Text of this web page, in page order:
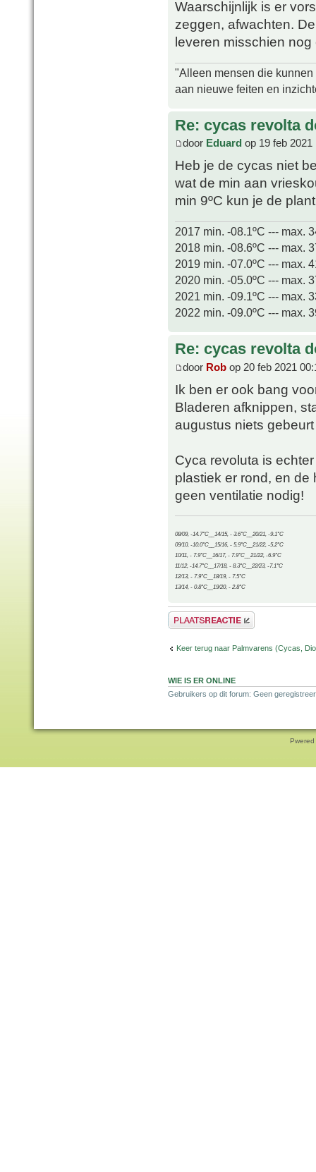
Waarschijnlijk is er
zeggen, afwachten.
leveren misschien
"Alleen mensen die
aan nieuwe feiten en
Re: cycas revolta
door Eduard op 19 feb 2021
Heb je de cycas niet
wat de min aan
min 9ºC kun je de
2017 min. -08.1ºC --- max.
2018 min. -08.6ºC --- max.
2019 min. -07.0ºC --- max.
2020 min. -05.0ºC --- max.
2021 min. -09.1ºC --- max.
2022 min. -09.0ºC --- max.
Re: cycas revolta
door Rob op 20 feb 2021
Ik ben er ook bang
Bladeren afknippen,
augustus niets
Cyca revoluta is
plastiek er rond, en de
geen ventilatie nodig!
08/09, -14.7°C__14/15, - 3.6°C__20/21, -9.1°C
09/10, -10.0°C__15/16, - 5.9°C__21/22, -5.2°C
10/11, - 7.9°C__16/17, - 7.9°C__21/22, -6.9°C
11/12, -14.7°C__17/18, - 8.3°C__22/23, -7.1°C
12/13, - 7.9°C__18/19, - 7.5°C
13/14, - 0.8°C__19/20, - 2.8°C
Plaats een reactie
Keer terug naar Palmvarens (Cycas,
WIE IS ER ONLINE
Gebruikers op dit forum: Geen